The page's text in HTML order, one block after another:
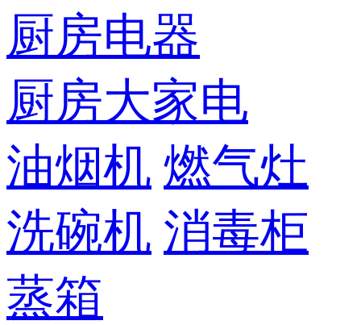
厨房电器
厨房大家电
油烟机 燃气灶
洗碗机 消毒柜
蒸箱